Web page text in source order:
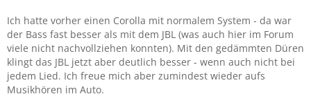
Und in unserem Yaris (Bj. 2021) hat man stellenweise soviel
Bass, dass ich die Einstellung nur auf max. 3 habe...
Ich hatte vorher einen Corolla mit normalem System - da war
der Bass fast besser als mit dem JBL (was auch hier im Forum
viele nicht nachvollziehen konnten). Mit den gedämmten Düren
klingt das JBL jetzt aber deutlich besser - wenn auch nicht bei
jedem Lied. Ich freue mich aber zumindest wieder aufs
Musikhören im Auto.